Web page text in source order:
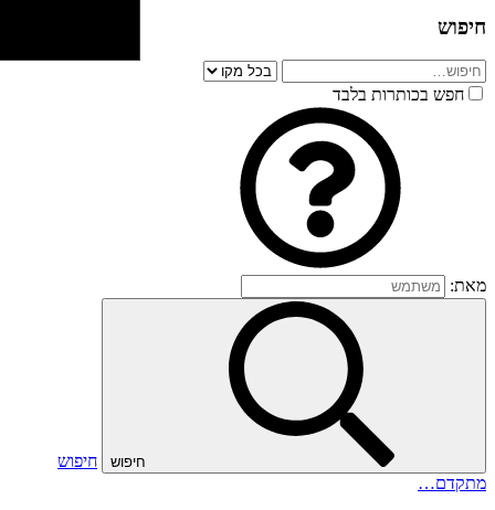
חיפוש
חפש בכותרות בלבד
מאת:
חיפוש
חיפוש
מתקדם…